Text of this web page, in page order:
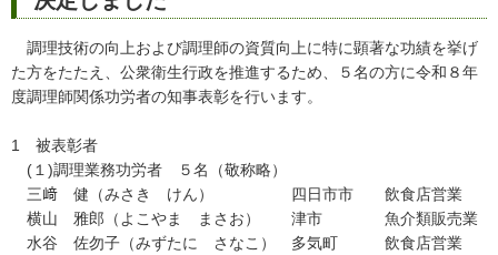
調理技術の向上および調理師の資質向上に特に顕著な功績を挙げ
た方をたたえ、公衆衛生行政を推進するため、５名の方に令和８年
度調理師関係功労者の知事表彰を行います。
1 被表彰者
(１)調理業務功労者 ５名（敬称略）
三﨑 健（みさき けん） 四日市市 飲食店営業
横山 雅郎（よこやま まさお） 津市 魚介類販売業
水谷 佐勿子（みずたに さなこ） 多気町 飲食店営業